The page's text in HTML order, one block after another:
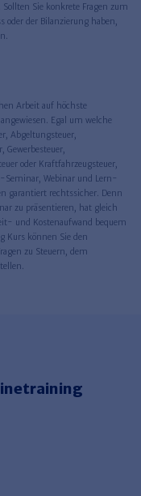
Sie konkrete Fragen zum
oder der Bilanzierung haben,
Arbeit auf höchste
Egal um welche
Abgeltungsteuer,
Gewerbesteuer,
oder Kraftfahrzeugsteuer,
Webinar und Lern-
garantiert rechtssicher. Denn
zu präsentieren, hat gleich
und Kostenaufwand bequem
Kurs können Sie den
zu Steuern, dem